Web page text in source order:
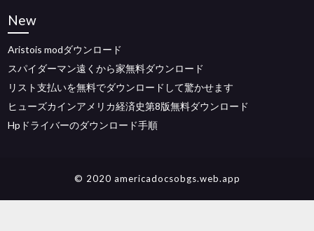
New
Aristois modダウンロード
スパイダーマン遠くから家無料ダウンロード
リスト支払いを無料でダウンロードして驚かせます
ヒューズカインアメリカ経済史第8版無料ダウンロード
Hpドライバーのダウンロード手順
© 2020 americadocsobgs.web.app